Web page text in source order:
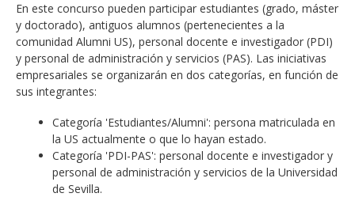
En este concurso pueden participar estudiantes (grado, máster
y doctorado), antiguos alumnos (pertenecientes a la
comunidad Alumni US), personal docente e investigador (PDI)
y personal de administración y servicios (PAS). Las iniciativas
empresariales se organizarán en dos categorías, en función de
sus integrantes:
Categoría 'Estudiantes/Alumni': persona matriculada en
la US actualmente o que lo hayan estado.
Categoría 'PDI-PAS': personal docente e investigador y
personal de administración y servicios de la Universidad
de Sevilla.